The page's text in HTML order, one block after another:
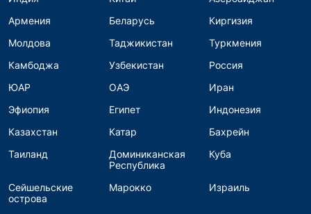
Армения
Беларусь
Киргизия
Молдова
Таджикистан
Туркмения
Камбоджа
Узбекистан
Россия
ЮАР
ОАЭ
Иран
Эфиопия
Египет
Индонезия
Казахстан
Катар
Бахрейн
Таиланд
Доминиканская
Республика
Куба
Сейшельские
острова
Марокко Израиль